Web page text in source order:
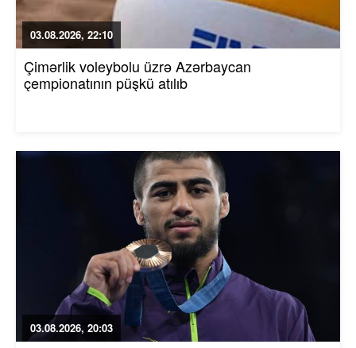
03.08.2026, 22:10
Çimərlik voleybolu üzrə Azərbaycan
çempionatının püşkü atılıb
03.08.2026, 20:03